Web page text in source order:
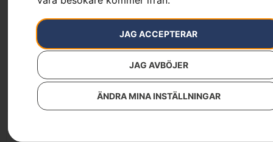
JAG ACCEPTERAR
JAG AVBÖJER
ÄNDRA MINA INSTÄLLNINGAR
HUSQVARNA P 525DX
Läs mer
med hytt
Läs mer